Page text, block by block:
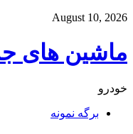
August 10, 2026
ماشین های
خودرو
برگه نمونه